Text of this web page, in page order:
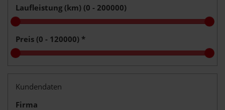
Laufleistung (km) (0 - 200000)
Preis (0 - 120000) *
Kundendaten
Firma